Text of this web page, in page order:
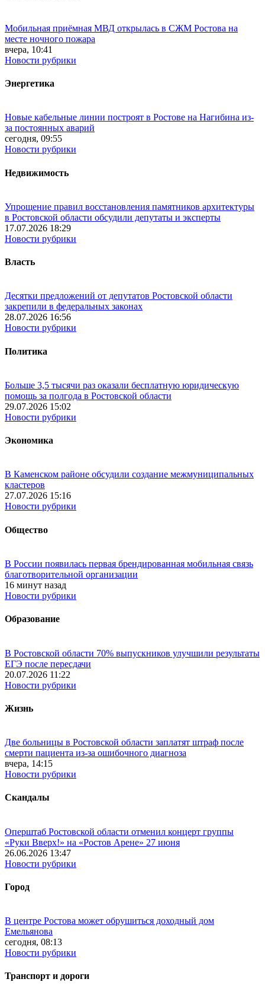
Мобильная приёмная МВД открылась в СЖМ Ростова на
месте ночного пожара
вчера, 10:41
Новости рубрики
Энергетика
Новые кабельные линии построят в Ростове на Нагибина из-
за постоянных аварий
сегодня, 09:55
Новости рубрики
Недвижимость
Упрощение правил восстановления памятников архитектуры
в Ростовской области обсудили депутаты и эксперты
17.07.2026 18:29
Новости рубрики
Власть
Десятки предложений от депутатов Ростовской области
закрепили в федеральных законах
28.07.2026 16:56
Новости рубрики
Политика
Больше 3,5 тысячи раз оказали бесплатную юридическую
помощь за полгода в Ростовской области
29.07.2026 15:02
Новости рубрики
Экономика
В Каменском районе обсудили создание межмуниципальных
кластеров
27.07.2026 15:16
Новости рубрики
Общество
В России появилась первая брендированная мобильная связь
благотворительной организации
16 минут назад
Новости рубрики
Образование
В Ростовской области 70% выпускников улучшили результаты
ЕГЭ после пересдачи
20.07.2026 11:22
Новости рубрики
Жизнь
Две больницы в Ростовской области заплатят штраф после
смерти пациента из-за ошибочного диагноза
вчера, 14:15
Новости рубрики
Скандалы
Оперштаб Ростовской области отменил концерт группы
«Руки Вверх!» на «Ростов Арене» 27 июня
26.06.2026 13:47
Новости рубрики
Город
В центре Ростова может обрушиться доходный дом
Емельянова
сегодня, 08:13
Новости рубрики
Транспорт и дороги